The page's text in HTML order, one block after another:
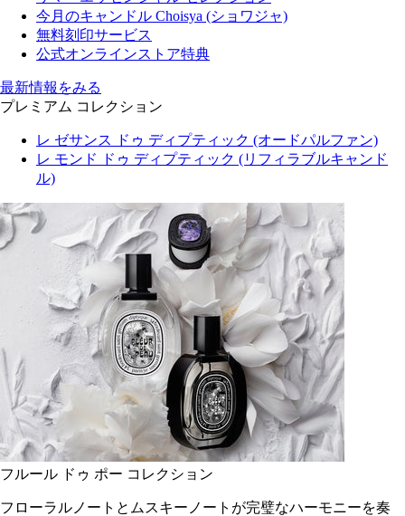
今月のキャンドル Choisya (ショワジャ)
無料刻印サービス
公式オンラインストア特典
最新情報をみる
プレミアム コレクション
レ ゼサンス ドゥ ディプティック (オードパルファン)
レ モンド ドゥ ディプティック (リフィラブルキャンド
ル)
フルール ドゥ ポー コレクション
フローラルノートとムスキーノートが完璧なハーモニーを奏